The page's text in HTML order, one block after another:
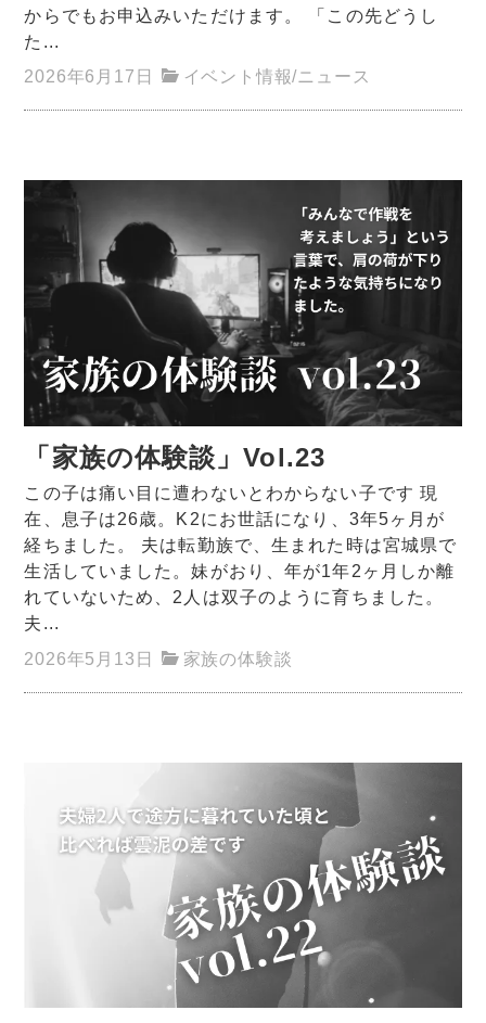
からでもお申込みいただけます。 「この先どうし
た...
2026年6月17日
イベント情報/ニュース
「家族の体験談」Vol.23
この子は痛い目に遭わないとわからない子です 現
在、息子は26歳。K2にお世話になり、3年5ヶ月が
経ちました。 夫は転勤族で、生まれた時は宮城県で
生活していました。妹がおり、年が1年2ヶ月しか離
れていないため、2人は双子のように育ちました。
夫...
2026年5月13日
家族の体験談